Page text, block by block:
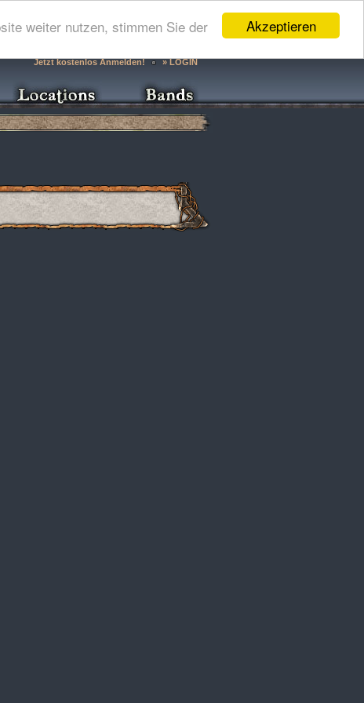
Akzeptieren
weiter nutzen, stimmen Sie der
Jetzt kostenlos Anmelden! » LOGIN